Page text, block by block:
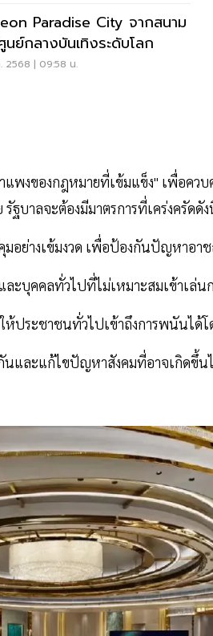
Paradise City จากสนาม
นย์กลางบันเทิงระดับโลก
2568 | 09:58 น.
พงของกฎหมายที่เข้มแข็ง" เพื่อคว
บาลจะต้องมีมาตรการที่เคร่งครัดดั
อย่างเข้มงวด เพื่อป้องกันปัญหาอา
ะบุคคลทั่วไปที่ไม่เหมาะสมเข้าเล่น
ประชาชนทั่วไปเข้าถึงการพนันได้โ
และแก้ไขปัญหาสังคมที่อาจเกิดขึ้นไ